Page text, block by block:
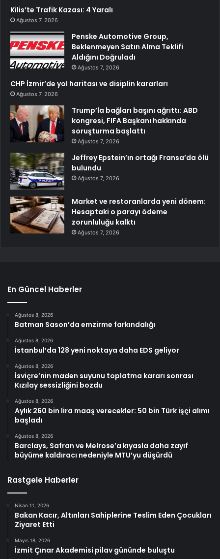
Kilis’te Trafik Kazası: 4 Yaralı
Ağustos 7, 2026
Penske Automotive Group,
Beklenmeyen Satın Alma Teklifi
Aldığını Doğruladı
Ağustos 7, 2026
CHP İzmir’de yol haritası ve disiplin kararları
Ağustos 7, 2026
Trump’la bağları başını ağrıttı: ABD
kongresi, FIFA Başkanı hakkında
soruşturma başlattı
Ağustos 7, 2026
Jeffrey Epstein’ın ortağı Fransa’da ölü
bulundu
Ağustos 7, 2026
Market ve restoranlarda yeni dönem:
Hesaptaki o parayı ödeme
zorunluluğu kalktı
Ağustos 7, 2026
En Güncel Haberler
Ağustos 8, 2026
Batman Sason’da emzirme farkındalığı
Ağustos 8, 2026
İstanbul’da 128 yeni noktaya daha EDS geliyor
Ağustos 8, 2026
İsviçre’nin maden suyunu toplatma kararı sonrası
Kızılay sessizliğini bozdu
Ağustos 8, 2026
Aylık 260 bin lira maaş verecekler: 50 bin Türk işçi alımı
başladı
Ağustos 8, 2026
Barclays, Safran ve Melrose’a kıyasla daha zayıf
büyüme kaldıracı nedeniyle MTU’yu düşürdü
Rastgele Haberler
Nisan 11, 2026
Bakan Kacır, Altınları Sahiplerine Teslim Eden Çocukları
Ziyaret Etti
Mayıs 18, 2026
İzmit Çınar Akademisi pilav gününde buluştu